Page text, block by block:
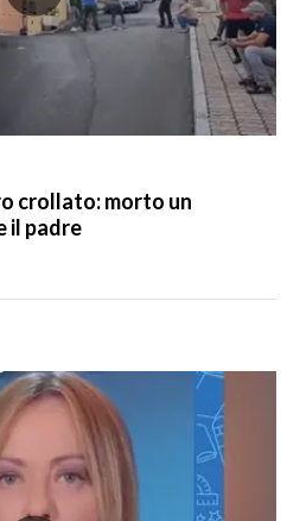
crollato: morto un
il padre